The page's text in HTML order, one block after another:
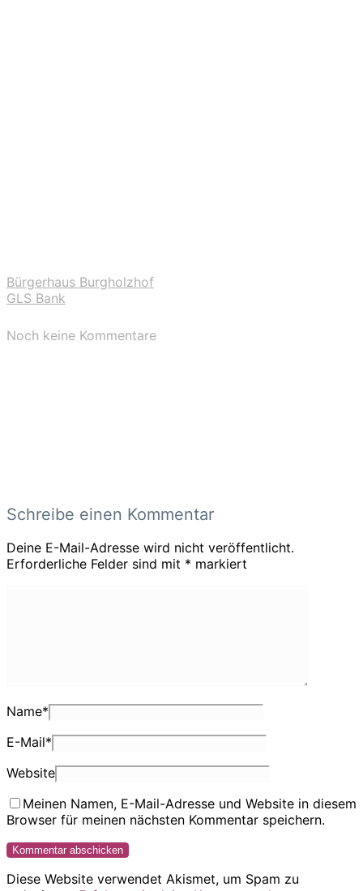
Bürgerhaus Burgholzhof
GLS Bank
Noch keine Kommentare
Schreibe einen Kommentar
Deine E-Mail-Adresse wird nicht veröffentlicht.
Erforderliche Felder sind mit * markiert
Name*
E-Mail*
Website
Meinen Namen, E-Mail-Adresse und Website in diesem
Browser für meinen nächsten Kommentar speichern.
Diese Website verwendet Akismet, um Spam zu